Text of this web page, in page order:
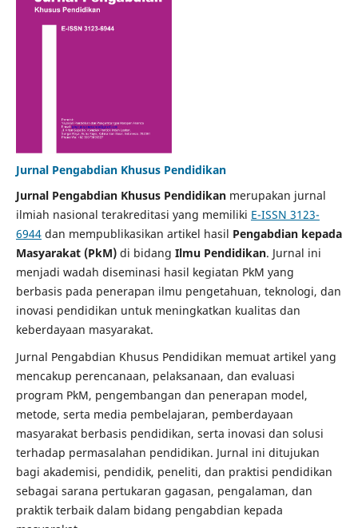
Jurnal Pengabdian Khusus Pendidikan
Jurnal Pengabdian Khusus Pendidikanmerupakan jurnal
ilmiah nasional terakreditasi yang memiliki E-ISSN 3123-
6944dan mempublikasikan artikel hasil Pengabdian kepada
Masyarakat (PkM)di bidang Ilmu Pendidikan. Jurnal ini
menjadi wadah diseminasi hasil kegiatan PkM yang
berbasis pada penerapan ilmu pengetahuan, teknologi, dan
inovasi pendidikan untuk meningkatkan kualitas dan
keberdayaan masyarakat.
Jurnal Pengabdian Khusus Pendidikan memuat artikel yang
mencakup perencanaan, pelaksanaan, dan evaluasi
program PkM, pengembangan dan penerapan model,
metode, serta media pembelajaran, pemberdayaan
masyarakat berbasis pendidikan, serta inovasi dan solusi
terhadap permasalahan pendidikan. Jurnal ini ditujukan
bagi akademisi, pendidik, peneliti, dan praktisi pendidikan
sebagai sarana pertukaran gagasan, pengalaman, dan
praktik terbaik dalam bidang pengabdian kepada